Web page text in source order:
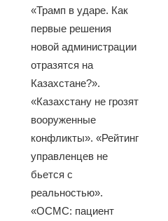
«Трамп в ударе. Как
первые решения
новой администрации
отразятся на
Казахстане?».
«Казахстану не грозят
вооруженные
конфликты». «Рейтинг
управленцев не
бьется с
реальностью».
«ОСМС: пациент